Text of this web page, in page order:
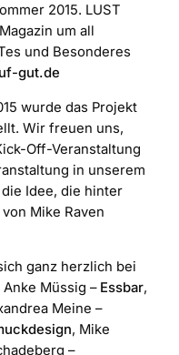
2015. LUST
um all
und Besonderes
gut.de
wurde das Projekt
Wir freuen uns,
Off-Veranstaltung
in unserem
Idee, die hinter
Mike Raven
ganz herzlich bei
Müssig – Essbar,
Meine –
, Mike
–